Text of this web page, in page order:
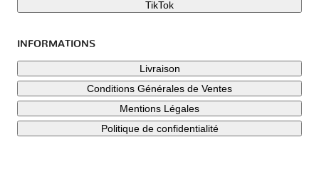
TikTok
INFORMATIONS
Livraison
Conditions Générales de Ventes
Mentions Légales
Politique de confidentialité